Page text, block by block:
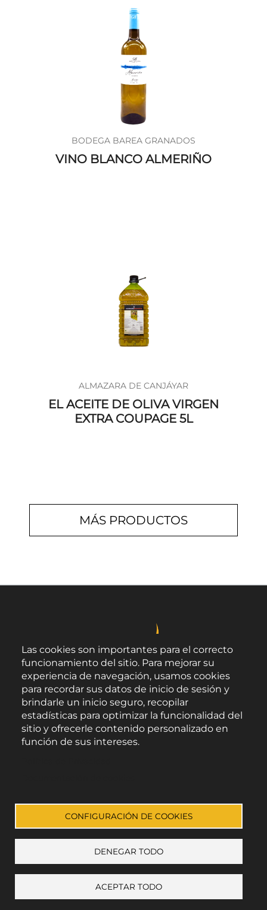
BODEGA BAREA GRANADOS
VINO BLANCO ALMERIÑO
ALMAZARA DE CANJÁYAR
EL ACEITE DE OLIVA VIRGEN
EXTRA COUPAGE 5L
MÁS PRODUCTOS
Aviso legal-Política de privacidad-
Accesibilidad
Enlace a Facebook
Enlace a Instagram
Enlace a Youtube Channel
Enlace a X (Twitter)
Las cookies son importantes para el correcto
funcionamiento del sitio. Para mejorar su
experiencia de navegación, usamos cookies
para recordar sus datos de inicio de sesión y
brindarle un inicio seguro, recopilar
estadísticas para optimizar la funcionalidad del
sitio y ofrecerle contenido personalizado en
función de sus intereses.
CONFIGURACIÓN DE COOKIES
DENEGAR TODO
ACEPTAR TODO